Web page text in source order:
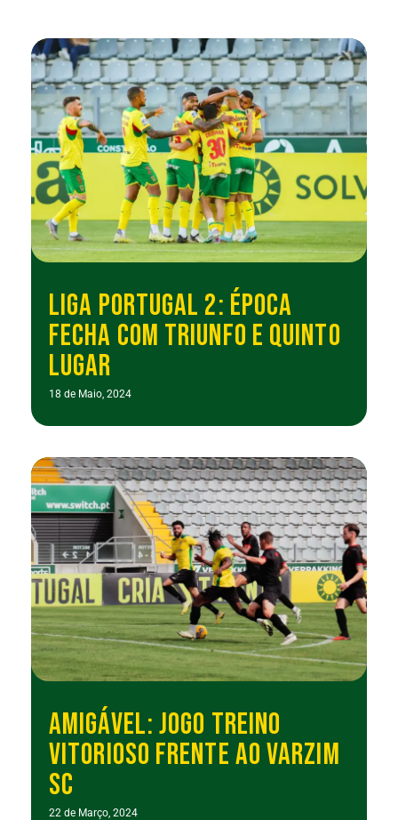
LIGA PORTUGAL 2: ÉPOCA
FECHA COM TRIUNFO E QUINTO
LUGAR
18 de Maio, 2024
AMIGÁVEL: JOGO TREINO
VITORIOSO FRENTE AO VARZIM
SC
22 de Março, 2024